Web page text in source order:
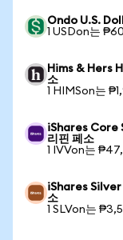
Ondo U.S.
1 USDon는
Hims & Hers
소
1 HIMSon는
iShares Core
리핀 페소
1 IVVon는
iShares Silver
소
1 SLVon는